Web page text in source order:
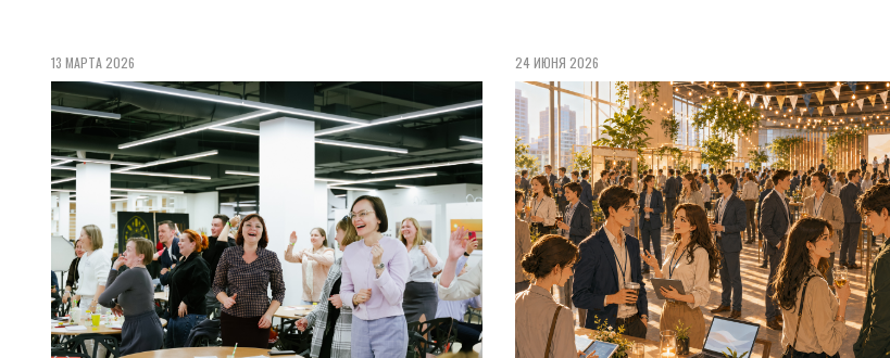
13 МАРТА 2026 24 ИЮНЯ 2026